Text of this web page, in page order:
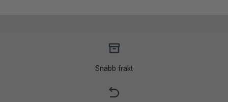
Snabb frakt